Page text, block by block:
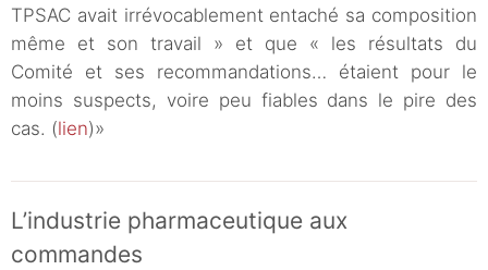
TPSAC avait irrévocablement entaché sa composition
même et son travail » et que « les résultats du
Comité et ses recommandations… étaient pour le
moins suspects, voire peu fiables dans le pire des
cas. (lien)»
L’industrie pharmaceutique aux
commandes